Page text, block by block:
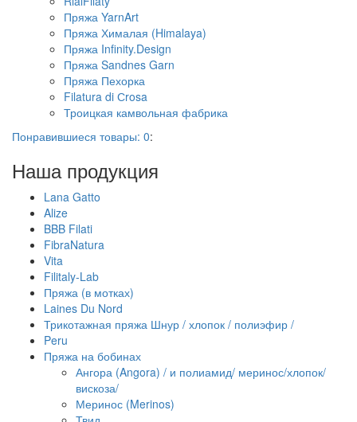
Пряжа YarnArt
Пряжа Хималая (Himalaya)
Пряжа Infinity.Design
Пряжа Sandnes Garn
Пряжа Пехорка
Filatura di Сrosa
Троицкая камвольная фабрика
Понравившиеся товары: 0:
Наша продукция
Lana Gatto
Alize
BBB Filati
FibraNatura
Vita
Filitaly-Lab
Пряжа (в мотках)
Laines Du Nord
Трикотажная пряжа Шнур / хлопок / полиэфир /
Peru
Пряжа на бобинах
Ангора (Angora) / и полиамид/ меринос/хлопок/
вискоза/
Меринос (Merinos)